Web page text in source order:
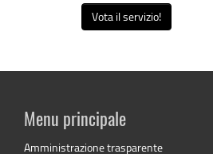
Vota il servizio!
Menu principale
Amministrazione trasparente